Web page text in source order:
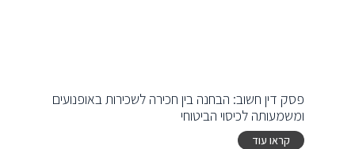
פסק דין חשוב: הבחנה בין חכירה לשכירות באופנועים
ומשמעותה לכיסוי הביטוחי
קראו עוד